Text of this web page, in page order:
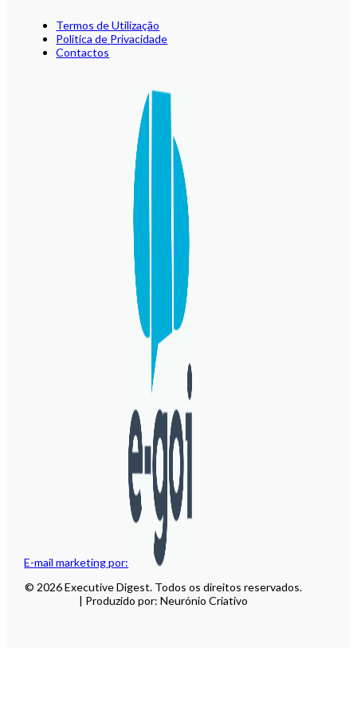
E-mail marketing por:
Termos de Utilização
Política de Privacidade
Contactos
© 2026 Executive Digest. Todos os direitos reservados.
| Produzido por: Neurónio Criativo